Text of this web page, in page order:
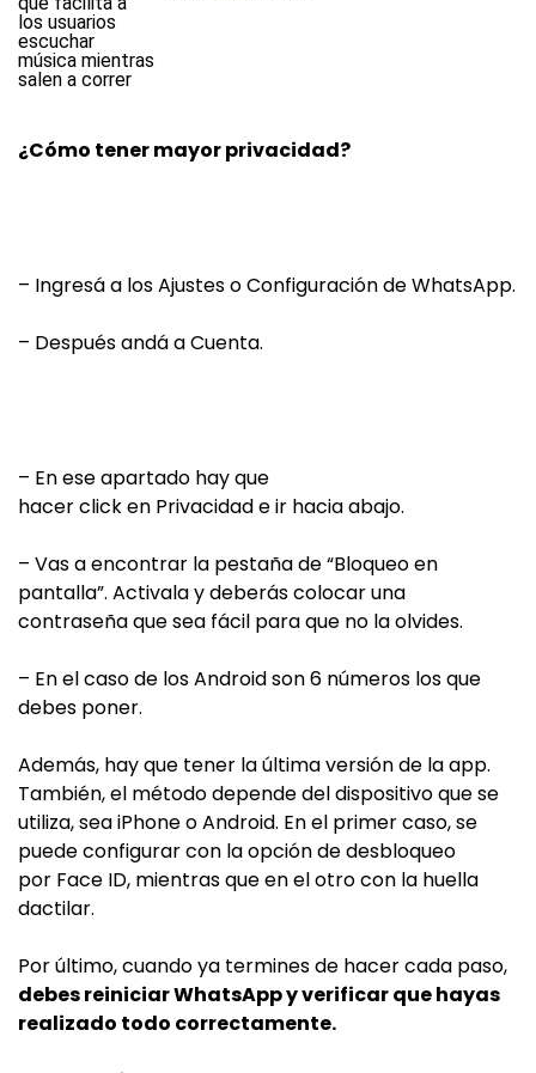
¿Cómo tener mayor privacidad?
– Ingresá a los Ajustes o Configuración de WhatsApp.
– Después andá a Cuenta.
– En ese apartado hay que
hacer click en Privacidad e ir hacia abajo.
– Vas a encontrar la pestaña de “Bloqueo en
pantalla”. Activala y deberás colocar una
contraseña que sea fácil para que no la olvides.
– En el caso de los Android son 6 números los que
debes poner.
Además, hay que tener la última versión de la app.
También, el método depende del dispositivo que se
utiliza, sea iPhone o Android. En el primer caso, se
puede configurar con la opción de desbloqueo
por Face ID, mientras que en el otro con la huella
dactilar.
Por último, cuando ya termines de hacer cada paso,
debes reiniciar WhatsApp y verificar que hayas
realizado todo correctamente.